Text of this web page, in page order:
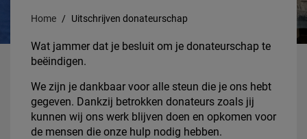
Home Uitschrijven donateurschap
Wat jammer dat je besluit om je donateurschap te
beëindigen.
We zijn je dankbaar voor alle steun die je ons hebt
gegeven. Dankzij betrokken donateurs zoals jij
kunnen wij ons werk blijven doen en opkomen voor
de mensen die onze hulp nodig hebben.